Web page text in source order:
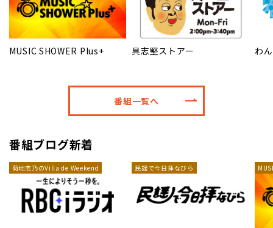
MUSIC SHOWER Plus+ 具志堅ストアー わ
番組一覧へ
番組ブログ新着
菊地志乃のVilla de Weekend 民謡で今日拝なびら